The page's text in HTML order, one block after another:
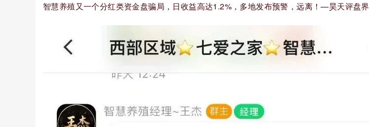
智慧养殖又一个分红类资金盘骗局，日收益高达1.2%，多地发布预警，远离！—昊天评盘界